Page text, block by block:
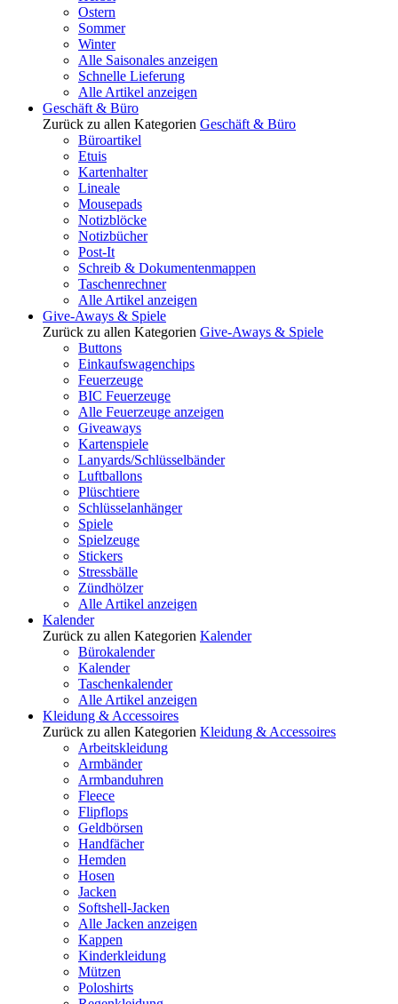
Ostern
Sommer
Winter
Alle Saisonales anzeigen
Schnelle Lieferung
Alle Artikel anzeigen
Geschäft & Büro
Zurück zu allen Kategorien Geschäft & Büro
Büroartikel
Etuis
Kartenhalter
Lineale
Mousepads
Notizblöcke
Notizbücher
Post-It
Schreib & Dokumentenmappen
Taschenrechner
Alle Artikel anzeigen
Give-Aways & Spiele
Zurück zu allen Kategorien Give-Aways & Spiele
Buttons
Einkaufswagenchips
Feuerzeuge
BIC Feuerzeuge
Alle Feuerzeuge anzeigen
Giveaways
Kartenspiele
Lanyards/Schlüsselbänder
Luftballons
Plüschtiere
Schlüsselanhänger
Spiele
Spielzeuge
Stickers
Stressbälle
Zündhölzer
Alle Artikel anzeigen
Kalender
Zurück zu allen Kategorien Kalender
Bürokalender
Kalender
Taschenkalender
Alle Artikel anzeigen
Kleidung & Accessoires
Zurück zu allen Kategorien Kleidung & Accessoires
Arbeitskleidung
Armbänder
Armbanduhren
Fleece
Flipflops
Geldbörsen
Handfächer
Hemden
Hosen
Jacken
Softshell-Jacken
Alle Jacken anzeigen
Kappen
Kinderkleidung
Mützen
Poloshirts